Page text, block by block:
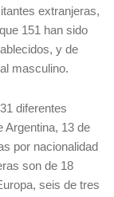
extranjeras,
151 han sido
y de
masculino.
diferentes
Argentina, 13 de
por nacionalidad
son de 18
seis de tres